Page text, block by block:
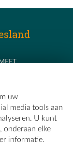
uw
media tools aan
U kunt
onderaan elke
informatie.